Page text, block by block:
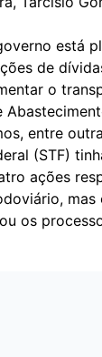
está
de
o
entre
(STF)
ações
mas
os